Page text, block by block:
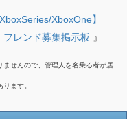
XboxSeries/XboxOne】
レンド募集掲示板 』
せんので、管理人を名乗る者が居
ます。